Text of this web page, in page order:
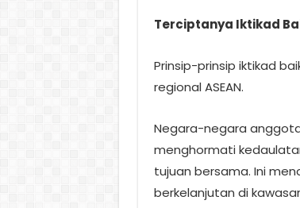
Terciptanya Iktikad
Prinsip-prinsip iktikad
regional ASEAN.
Negara-negara
menghormati
tujuan bersama. Ini
berkelanjutan di